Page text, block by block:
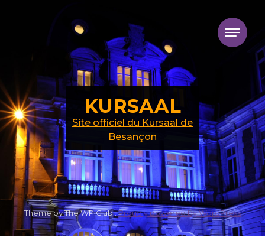
KURSAAL
Site officiel du Kursaal de
Besançon
Theme by The WP Club .Proudly powered by WordPress